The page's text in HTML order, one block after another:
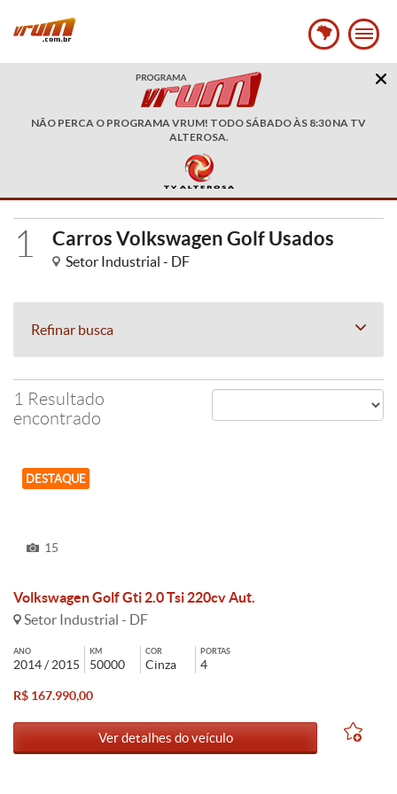
NÃO PERCA O PROGRAMA VRUM! TODO SÁBADO ÀS 8:30 NA TV
ALTEROSA.
1 Carros Volkswagen Golf Usados
Setor Industrial - DF
Refinar busca
1 Resultado
encontrado
DESTAQUE
15
Volkswagen Golf Gti 2.0 Tsi 220cv Aut.
Setor Industrial - DF
ANO
2014 / 2015
KM
50000
COR
Cinza
PORTAS
4
R$ 167.990,00
Ver detalhes do veículo